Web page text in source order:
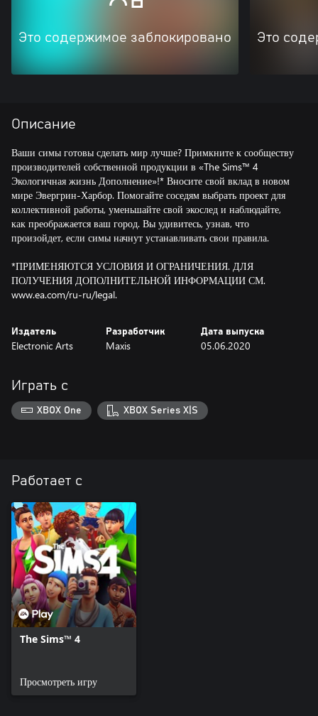
Это содержимое заблокировано Это
Описание
Ваши симы готовы сделать мир лучше? Примкните к сообществу
производителей собственной продукции в «The Sims™ 4
Экологичная жизнь Дополнение»!* Вносите свой вклад в новом
мире Эвергрин-Харбор. Помогайте соседям выбрать проект для
коллективной работы, уменьшайте свой экослед и наблюдайте,
как преображается ваш город. Вы удивитесь, узнав, что
произойдет, если симы начнут устанавливать свои правила.
*ПРИМЕНЯЮТСЯ УСЛОВИЯ И ОГРАНИЧЕНИЯ. ДЛЯ
ПОЛУЧЕНИЯ ДОПОЛНИТЕЛЬНОЙ ИНФОРМАЦИИ СМ.
www.ea.com/ru-ru/legal.
Издатель
Electronic Arts
Разработчик
Maxis
Дата выпуска
05.06.2020
Играть с
XBOX One XBOX Series X|S
Работает с
The Sims™ 4
Просмотреть игру